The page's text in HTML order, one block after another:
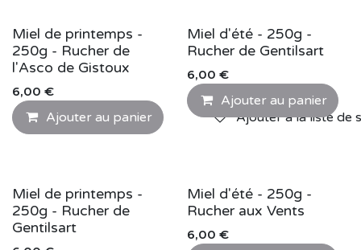
Miel de printemps -
250g - Rucher de
l'Asco de Gistoux
6,00 €
Ajouter au panier Ajouter à la liste de
Miel d'été - 250g -
Rucher de Gentilsart
6,00 €
Ajouter au panier
Miel de printemps -
250g - Rucher de
Gentilsart
Miel d'été - 250g -
Rucher aux Vents
6,00 €